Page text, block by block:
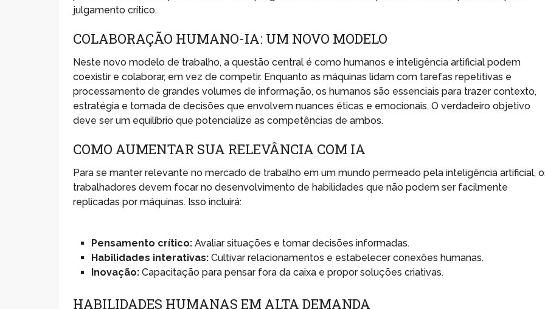
julgamento crítico.
COLABORAÇÃO HUMANO-IA: UM NOVO MODELO
Neste novo modelo de trabalho, a questão central é como humanos e inteligência artificial podem
coexistir e colaborar, em vez de competir. Enquanto as máquinas lidam com tarefas repetitivas e
processamento de grandes volumes de informação, os humanos são essenciais para trazer contexto,
estratégia e tomada de decisões que envolvem nuances éticas e emocionais. O verdadeiro objetivo
deve ser um equilíbrio que potencialize as competências de ambos.
COMO AUMENTAR SUA RELEVÂNCIA COM IA
Para se manter relevante no mercado de trabalho em um mundo permeado pela inteligência artificial,
trabalhadores devem focar no desenvolvimento de habilidades que não podem ser facilmente
replicadas por máquinas. Isso incluirá:
Pensamento crítico: Avaliar situações e tomar decisões informadas.
Habilidades interativas: Cultivar relacionamentos e estabelecer conexões humanas.
Inovação: Capacitação para pensar fora da caixa e propor soluções criativas.
HABILIDADES HUMANAS EM ALTA DEMANDA